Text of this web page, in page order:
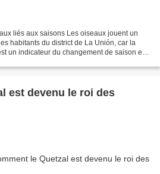
liés aux saisons Les oiseaux jouent un
habitants du district de La Unión, car la
un indicateur du changement de saison et
est devenu le roi des